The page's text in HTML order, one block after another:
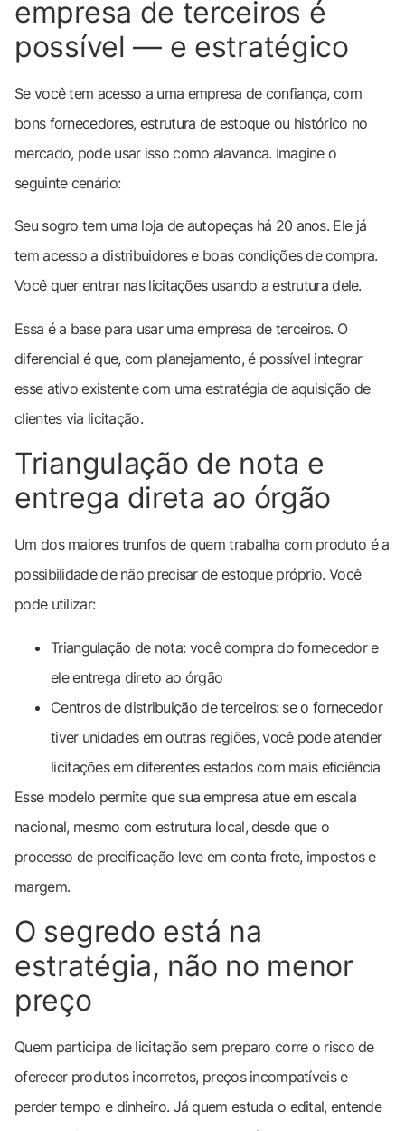
empresa de terceiros é
possível — e estratégico
Se você tem acesso a uma empresa de confiança, com
bons fornecedores, estrutura de estoque ou histórico no
mercado, pode usar isso como alavanca. Imagine o
seguinte cenário:
Seu sogro tem uma loja de autopeças há 20 anos. Ele já
tem acesso a distribuidores e boas condições de compra.
Você quer entrar nas licitações usando a estrutura dele.
Essa é a base para usar uma empresa de terceiros. O
diferencial é que, com planejamento, é possível integrar
esse ativo existente com uma estratégia de aquisição de
clientes via licitação.
Triangulação de nota e
entrega direta ao órgão
Um dos maiores trunfos de quem trabalha com produto é a
possibilidade de não precisar de estoque próprio. Você
pode utilizar:
Triangulação de nota: você compra do fornecedor e
ele entrega direto ao órgão
Centros de distribuição de terceiros: se o fornecedor
tiver unidades em outras regiões, você pode atender
licitações em diferentes estados com mais eficiência
Esse modelo permite que sua empresa atue em escala
nacional, mesmo com estrutura local, desde que o
processo de precificação leve em conta frete, impostos e
margem.
O segredo está na
estratégia, não no menor
preço
Quem participa de licitação sem preparo corre o risco de
oferecer produtos incorretos, preços incompatíveis e
perder tempo e dinheiro. Já quem estuda o edital, entende